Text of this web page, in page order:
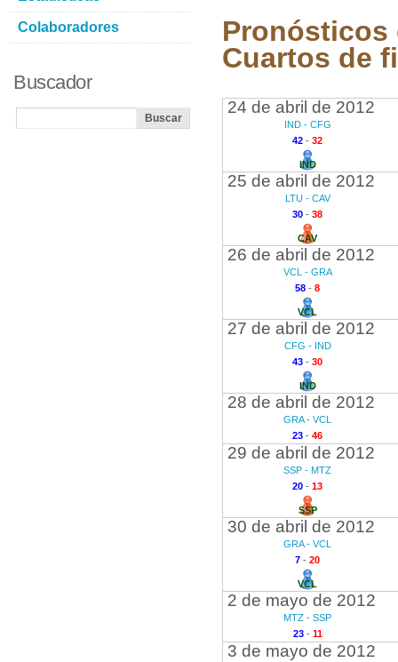
Pronósticos
Cuartos de
24 de abril de 2012
IND - CFG
42 - 32
IND
25 de abril de 2012
LTU - CAV
30 - 38
CAV
26 de abril de 2012
VCL - GRA
58 - 8
VCL
27 de abril de 2012
CFG - IND
43 - 30
IND
28 de abril de 2012
GRA - VCL
23 - 46
29 de abril de 2012
SSP - MTZ
20 - 13
SSP
30 de abril de 2012
GRA - VCL
7 - 20
VCL
2 de mayo de 2012
MTZ - SSP
23- 11
3 de mayo de 2012
Colaboradores
Buscador